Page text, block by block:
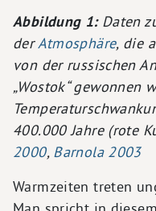
Abbildung 1:Daten
derAtmosphäre, die
von der russischen
„Wostok“ gewonnen
400.000 Jahre (rote
2000, Barnola 2003
Warmzeiten treten